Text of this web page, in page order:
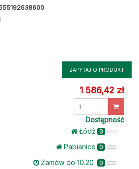
ZAPYTAJ O PRODUKT
1 586,42 zł
Dostępność
Łódż 0
Pabianice 0
Zamów do 10.20 0